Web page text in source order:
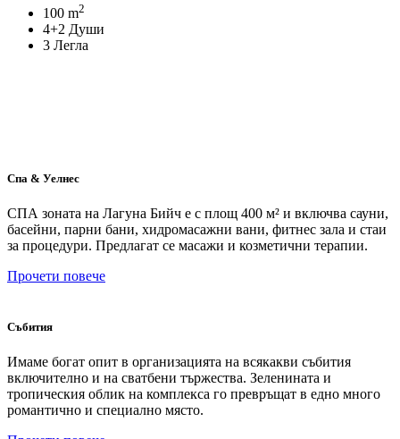
100 m2
4+2 Души
3 Легла
Спа & Уелнес
СПА зоната на Лагуна Бийч е с площ 400 м² и включва сауни,
басейни, парни бани, хидромасажни вани, фитнес зала и стаи
за процедури. Предлагат се масажи и козметични терапии.
Прочети повече
Събития
Имаме богат опит в организацията на всякакви събития
включително и на сватбени тържества. Зеленината и
тропическия облик на комплекса го превръщат в едно много
романтично и специално място.